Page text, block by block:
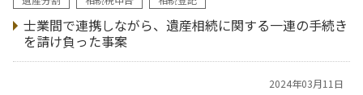
士業間で連携しながら、遺産相続に関する一連の手続き
を請け負った事案
2024年03月11日